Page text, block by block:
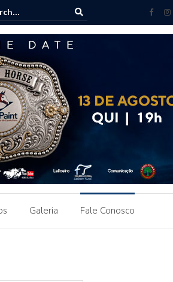
ganha destaque em Leilão Paint
Galeria Fale Conosco